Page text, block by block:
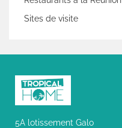
Sites de visite
5A lotissement Galo